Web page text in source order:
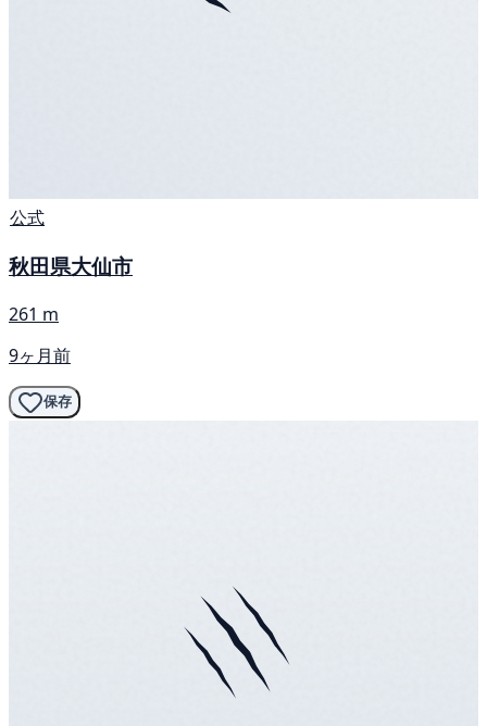
公式
秋田県大仙市
261 m
9ヶ月前
保存